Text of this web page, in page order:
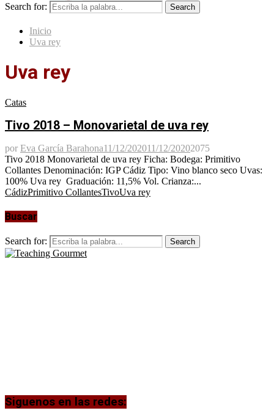
Search for: Search
Inicio
Uva rey
Uva rey
Catas
Tivo 2018 – Monovarietal de uva rey
por Eva García Barahona11/12/202011/12/20202075
Tivo 2018 Monovarietal de uva rey Ficha: Bodega: Primitivo
Collantes Denominación: IGP Cádiz Tipo: Vino blanco seco Uvas:
100% Uva rey Graduación: 11,5% Vol. Crianza:...
CádizPrimitivo CollantesTivoUva rey
Buscar
Search for: Search
Siguenos en las redes: